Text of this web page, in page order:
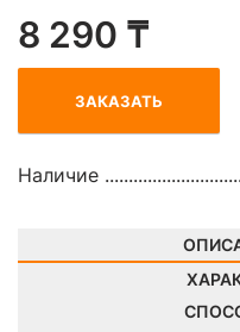
8 290 ₸
ЗАКАЗАТЬ
Наличие